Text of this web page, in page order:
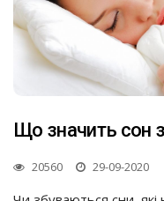
Що значить сон
20560 29-09-2020